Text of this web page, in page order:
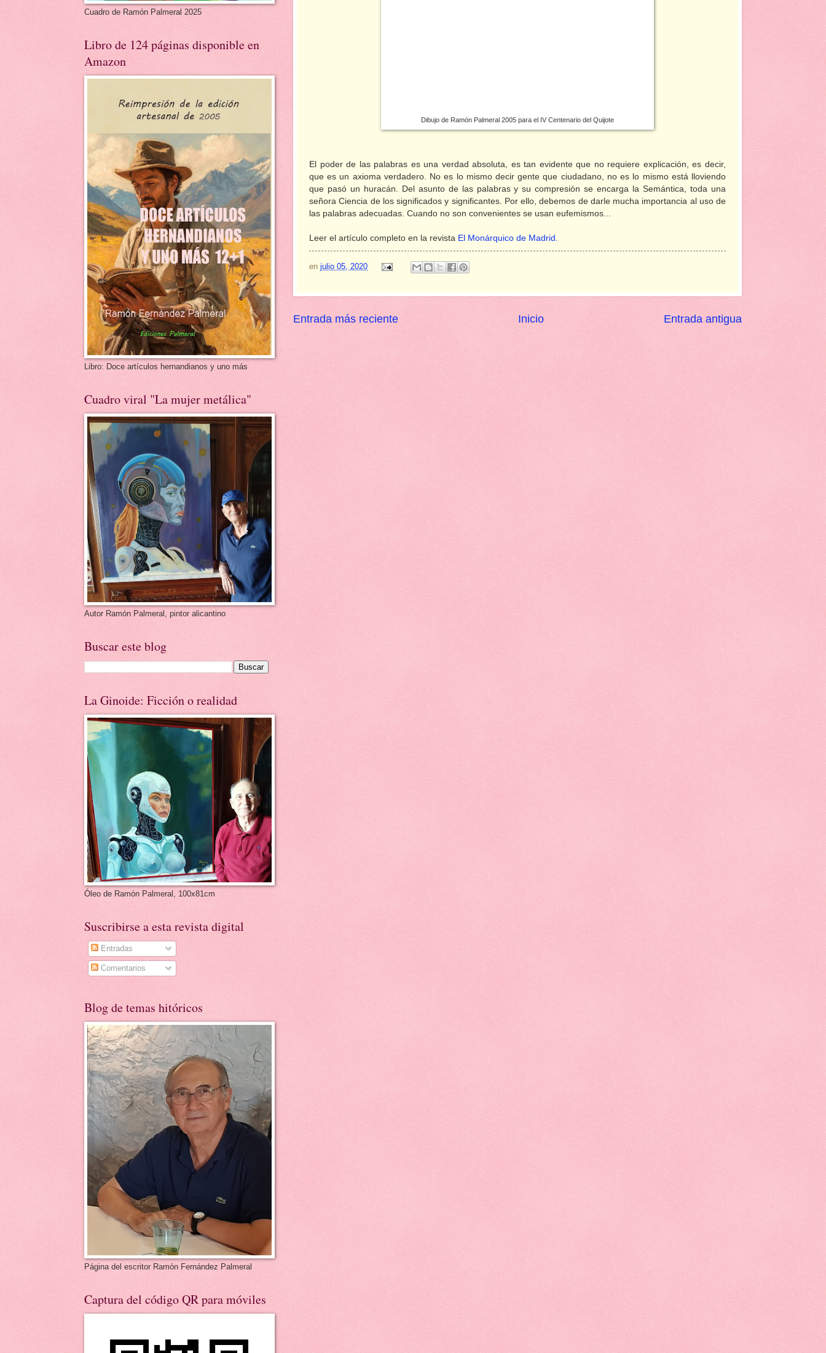
Dibujo de Ramón Palmeral 2005 para el IV Centenario del Quijote
El poder de las palabras es una verdad absoluta, es tan evidente que no requiere explicación, es decir,
que es un axioma verdadero. No es lo mismo decir gente que ciudadano, no es lo mismo está lloviendo
que pasó un huracán. Del asunto de las palabras y su compresión se encarga la Semántica, toda una
señora Ciencia de los significados y significantes. Por ello, debemos de darle mucha importancia al uso de
las palabras adecuadas. Cuando no son convenientes se usan eufemismos...
Leer el artículo completo en la revista El Monárquico de Madrid
en julio 05, 2020
Entrada más reciente Entrada antigua
Inicio
Cuadro de Ramón Palmeral 2025
Libro de 124 páginas disponible en
Amazon
Libro: Doce artículos hernandianos y uno más
Cuadro viral "La mujer metálica"
Autor Ramón Palmeral, pintor alicantino
Buscar este blog
La Ginoide: Ficción o realidad
Óleo de Ramón Palmeral, 100x81cm
Suscribirse a esta revista digital
Entradas
Comentarios
Blog de temas hitóricos
Página del escritor Ramón Fernández Palmeral
Captura del código QR para móviles